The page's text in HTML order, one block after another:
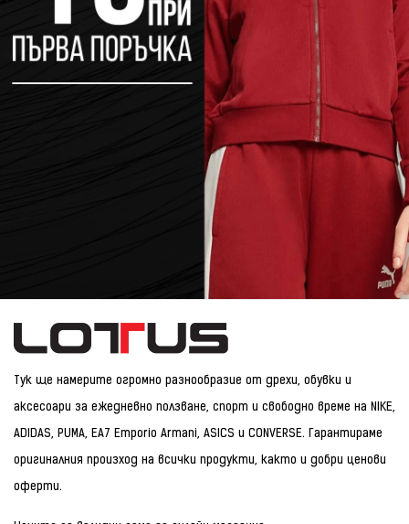
Тук ще намерите огромно разнообразие от дрехи, обувки и
аксесоари за ежедневно ползване, спорт и свободно време на NIKE,
ADIDAS, PUMA, EA7 Emporio Armani, ASICS и CONVERSE. Гарантираме
оригиналния произход на всички продукти, както и добри ценови
оферти.